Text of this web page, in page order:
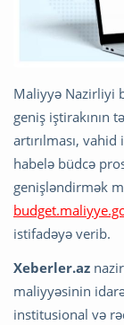
Maliyyə Nazirliyi
geniş iştirakının
artırılması, vahid
habelə büdcə
genişləndirmək
istifadəyə verib.
Xeberler.az
maliyyəsinin
institusional və